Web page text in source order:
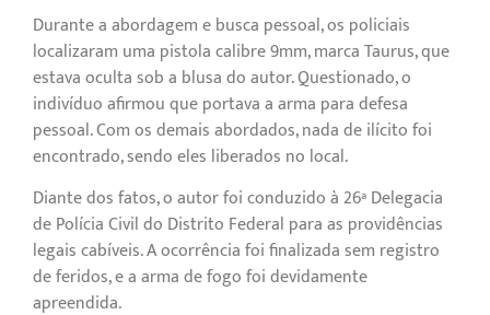
Durante a abordagem e busca pessoal, os policiais
localizaram uma pistola calibre 9mm, marca Taurus, que
estava oculta sob a blusa do autor. Questionado, o
indivíduo afirmou que portava a arma para defesa
pessoal. Com os demais abordados, nada de ilícito foi
encontrado, sendo eles liberados no local.
Diante dos fatos, o autor foi conduzido à 26ª Delegacia
de Polícia Civil do Distrito Federal para as providências
legais cabíveis. A ocorrência foi finalizada sem registro
de feridos, e a arma de fogo foi devidamente
apreendida.